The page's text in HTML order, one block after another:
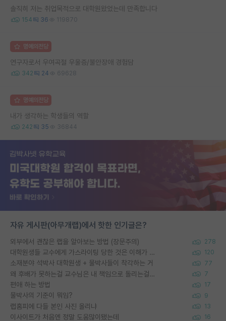
솔직히 저는 취업목적으로 대학원왔었는데 만족합니다
154 36 119870
명예의전당
연구자로서 우여곡절 우울증/불안장애 경험담
342 24 69628
명예의전당
내가 생각하는 학생들의 역할
242 35 36844
자유 게시판(아무개랩)에서 핫한 인기글은?
외부에서 괜찮은 랩을 알아보는 방법 (장문주의) 278
대학원생들 교수에게 가스라이팅 당한 것은 이해가 갑니다. 안타깝네요. 120
소재분야 석박사 대학원생 + 물박사들이 착각하는 거 77
왜 후배가 못하는걸 교수님은 내 책임으로 돌리는걸까요? 7
편애 하는 방법 17
물박사의 기준이 뭐임? 9
랩홈피에 다들 본인 사진 올리냐 13
이사이트가 처음엔 정말 도움많이됐는데 16